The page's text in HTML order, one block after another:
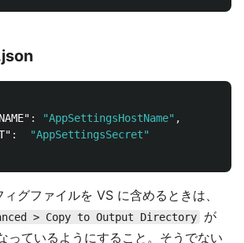
: "AppSettingsHostName" ,
:
"AppSettingsSecret"
グファイルを VS に含めるときは、
> Copy to Output Directory が
っているようにすること。そうでない